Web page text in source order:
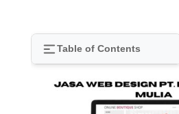
Table of Contents